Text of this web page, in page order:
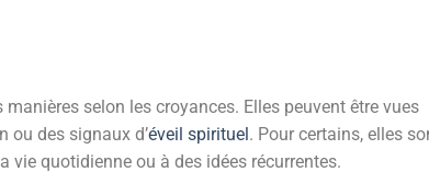
selon les croyances. Elles peuvent être vues
ou des signaux d’éveil spirituel. Pour certains, elles
vie quotidienne ou à des idées récurrentes.